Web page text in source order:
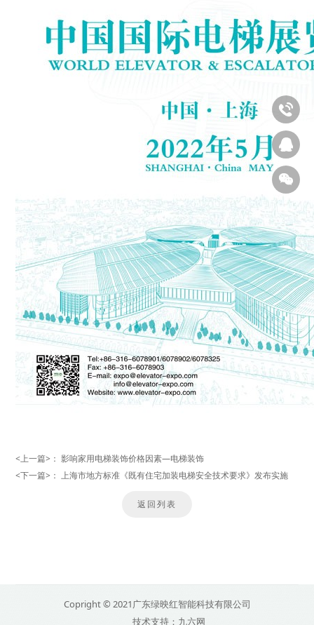
<上一篇>： 影响家用电梯装饰价格因素—电梯装饰
<下一篇>： 上海市地方标准《既有住宅加装电梯安全技术要求》发布实施
返回列表
Copright © 2021广东绿映红智能科技有限公司
技术支持：九六网